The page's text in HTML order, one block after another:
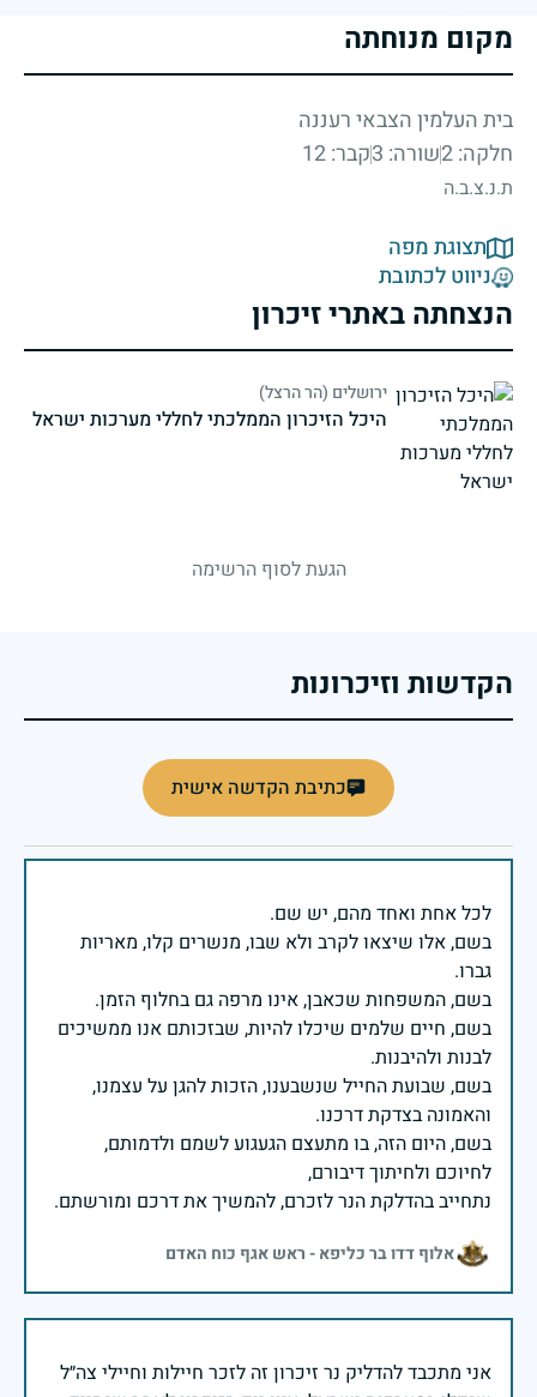
מקום מנוחתה
בית העלמין הצבאי רעננה
חלקה: 2
שורה: 3 קבר: 12
ת.נ.צ.ב.ה
תצוגת מפה
ניווט לכתובת
הנצחתה באתרי זיכרון
ירושלים (הר הרצל)
היכל הזיכרון הממלכתי לחללי מערכות ישראל
הגעת לסוף הרשימה
הקדשות וזיכרונות
כתיבת הקדשה אישית
בשם, אלו שיצאו לקרב ולא שבו, מנשרים קלו, מאריות
בשם, חיים שלמים שיכלו להיות, שבזכותם אנו ממשיכים
בשם, שבועת החייל שנשבענו, הזכות להגן על עצמנו,
בשם, היום הזה, בו מתעצם הגעגוע לשמם ולדמותם,
נתחייב בהדלקת הנר לזכרם, להמשיך את דרכם ומורשתם.
אלוף דדו בר כליפא - ראש אגף כוח האדם
אני מתכבד להדליק נר זיכרון זה לזכר חיילות וחיילי צה״ל